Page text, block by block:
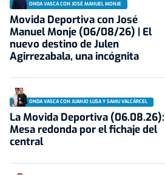
ONDA VASCA CON JOSÉ MANUEL MONJE
Movida Deportiva con José
Manuel Monje (06/08/26) | El
nuevo destino de Julen
Agirrezabala, una incógnita
ONDA VASCA CON JUANJO LUSA Y SAMU VALCÁRCEL
La Movida Deportiva (06.08.26):
Mesa redonda por el fichaje del
central